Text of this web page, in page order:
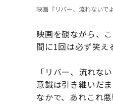
映画『リバー、流れない
映画を観ながら、
間に1回は必ず笑え
「リバー、流れな
意識は引き継いだ
なかで、あれこれ